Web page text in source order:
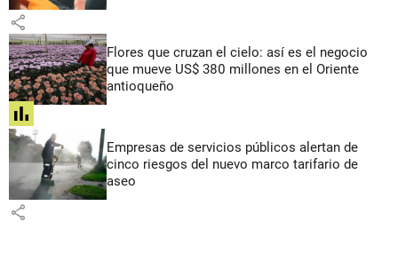
share
Flores que cruzan el cielo: así es el negocio
que mueve US$ 380 millones en el Oriente
antioqueño
share
Empresas de servicios públicos alertan de
cinco riesgos del nuevo marco tarifario de
aseo
share